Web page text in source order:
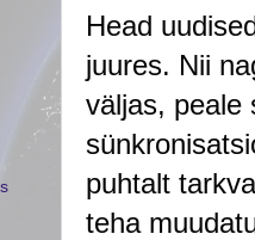
Head
juures. Nii
väljas, peale
puhtalt
teha